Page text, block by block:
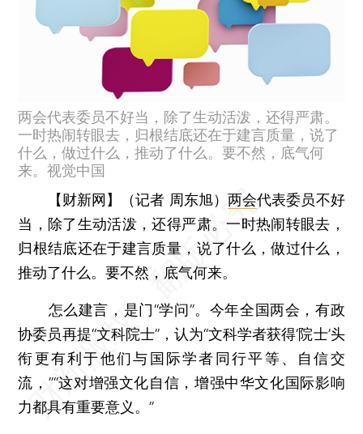
两会代表委员不好当，除了生动活泼，还得严肃。
一时热闹转眼去，归根结底还在于建言质量，说了
什么，做过什么，推动了什么。要不然，底气何
来。视觉中国
【财新网】（记者 周东旭） 两会代表委员不好
当，除了生动活泼，还得严肃。一时热闹转眼去，
归根结底还在于建言质量，说了什么，做过什么，
推动了什么。要不然，底气何来。
怎么建言，是门“学问”。今年全国两会，有政
协委员再提“文科院士”，认为“文科学者获得‘院士’头
衔更有利于他们与国际学者同行平等、自信交
流，”“这对增强文化自信，增强中华文化国际影响
力都具有重要意义。”